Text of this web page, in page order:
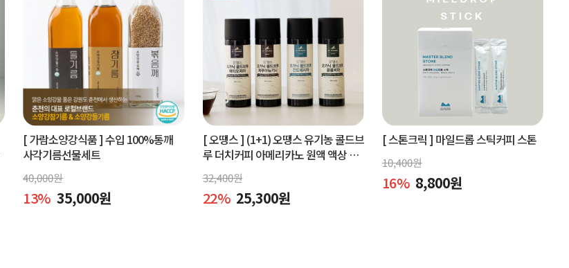
[ 가람소양강식품 ]수입 100%통깨
사각기름선물세트
40,000원
13% 35,000원
[ 오땡스 ] (1+1) 오땡스 유기농 콜드브
루 더치커피 아메리카노 원액 액상 커
피 (400ml x 2개, 교차 구매 가능)
32,400원
22% 25,300원
[ 스톤크릭 ] 마일드롭 스틱커피 스톤
10,400원
16% 8,800원